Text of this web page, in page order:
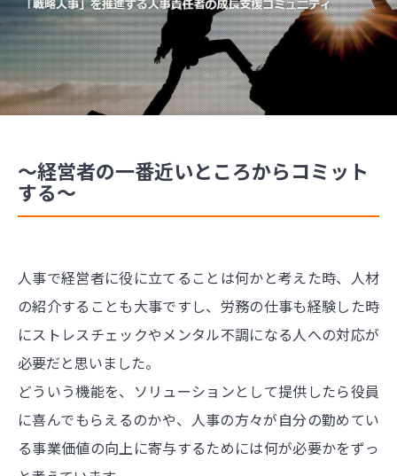
～経営者の一番近いところからコミット
する～
人事で経営者に役に立てることは何かと考えた時、人材
の紹介することも大事ですし、労務の仕事も経験した時
にストレスチェックやメンタル不調になる人への対応が
必要だと思いました。
どういう機能を、ソリューションとして提供したら役員
に喜んでもらえるのかや、人事の方々が自分の勤めてい
る事業価値の向上に寄与するためには何が必要かをずっ